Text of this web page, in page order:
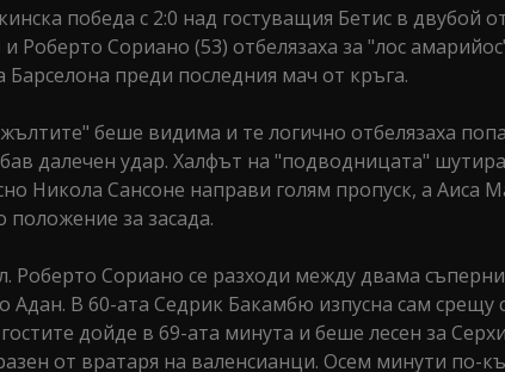
победа с 2:0 над гостуващия Бетис в двубой
Роберто Сориано (53) отбелязаха за "лос
преди последния мач от кръга.
беше видима и те логично отбелязаха
далечен удар. Халфът на "подводницата"
Никола Сансоне направи голям пропуск, а Аиса
положение за засада.
Роберто Сориано се разходи между двама
В 60-ата Седрик Бакамбю изпусна сам срещу
дойде в 69-ата минута и беше лесен за
от вратаря на валенсианци. Осем минути по-